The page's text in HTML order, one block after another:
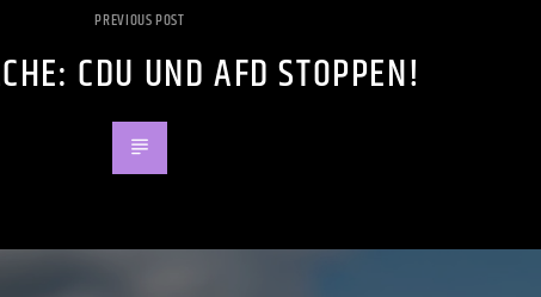
PREVIOUS POST
CDU UND AFD STOPPEN!